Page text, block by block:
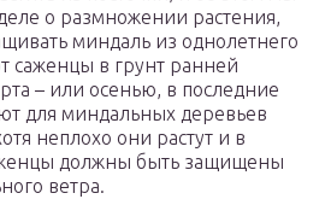
о размножении растения,
миндаль из однолетнего
саженцы в грунт ранней
– или осенью, в последние
для миндальных деревьев
неплохо они растут и в
должны быть защищены
ветра.